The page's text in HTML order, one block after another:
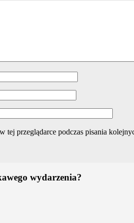
tej przeglądarce podczas pisania
wydarzenia?